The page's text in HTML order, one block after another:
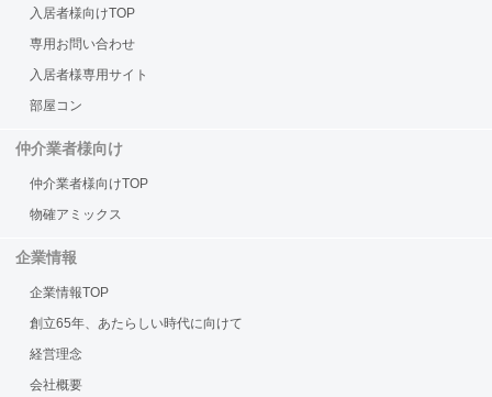
入居者様向けTOP
専用お問い合わせ
入居者様専用サイト
部屋コン
仲介業者様向け
仲介業者様向けTOP
物確アミックス
企業情報
企業情報TOP
創立65年、あたらしい時代に向けて
経営理念
会社概要